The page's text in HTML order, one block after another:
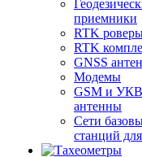
приемники
RTK
RTK
GNSS
Модемы
GSM и УКВ
антенны
Сети
станций